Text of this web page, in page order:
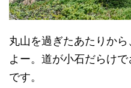
丸山を過ぎたあたりか
よー。道が小石だらけ
です。